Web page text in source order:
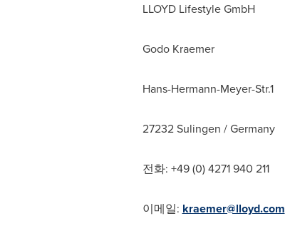
LLOYD Lifestyle GmbH
Godo Kraemer
Hans-Hermann-Meyer-Str.1
27232 Sulingen /Germany
전화: +49 (0) 4271 940 211
이메일: kraemer@lloyd.com